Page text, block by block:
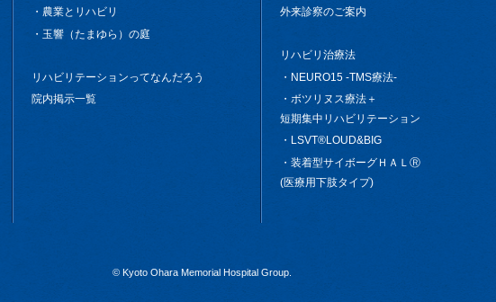
農業とリハビリ
玉響（たまゆら）の庭
リハビリテーションってなんだろう
院内掲示一覧
外来診察のご案内
リハビリ治療法
NEURO15 -TMS療法-
ボツリヌス療法＋
短期集中リハビリテーション
LSVT®LOUD&BIG
装着型サイボーグＨＡＬⓇ
(医療用下肢タイプ)
© Kyoto Ohara Memorial Hospital Group.